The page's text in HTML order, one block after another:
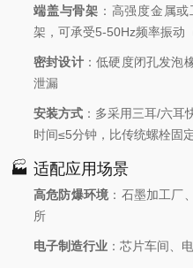
端盖与骨架 ：高强度金属
架，可承受5-50Hz频率振动
密封设计：低硬度闭孔发泡
泄漏
安装方式 ：多采用三耳/六耳
时间≤5分钟，比传统螺栓固
🏭 适配应用场景
高危防爆环境 ：石墨加工厂
所
电子制造行业 ：芯片车间、